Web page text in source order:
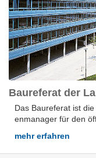
Baureferat der
Das Baureferat ist
enmanager für den
mehr erfahren